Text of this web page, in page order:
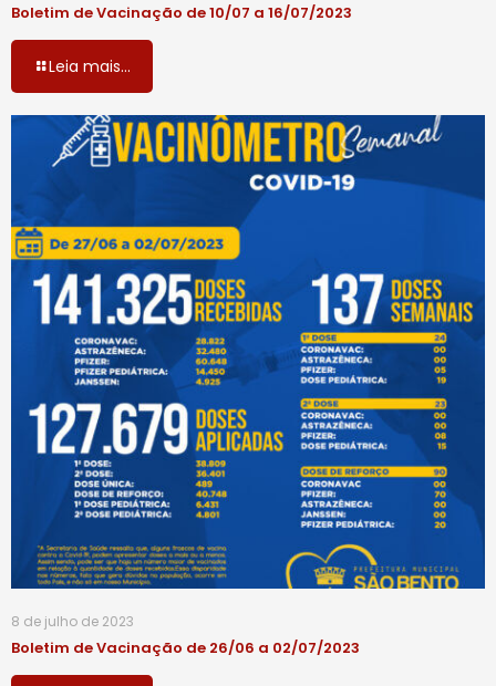
Boletim de Vacinação de 10/07 a 16/07/2023
Leia mais...
8 de julho de 2023
Boletim de Vacinação de 26/06 a 02/07/2023